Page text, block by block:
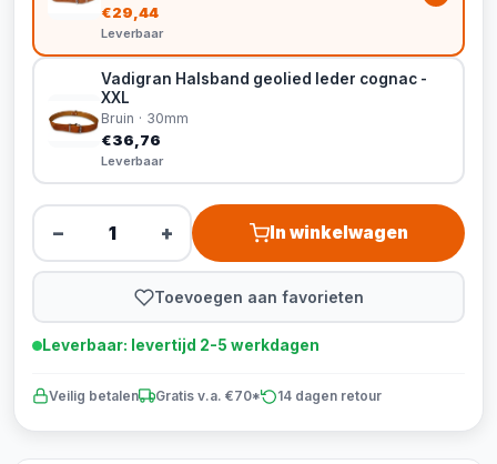
€29,44
Leverbaar
Vadigran Halsband geolied leder cognac -
XXL
Bruin · 30mm
€36,76
Leverbaar
− + In winkelwagen
Toevoegen aan favorieten
Leverbaar: levertijd 2-5 werkdagen
Veilig betalen Gratis v.a. €70* 14 dagen retour